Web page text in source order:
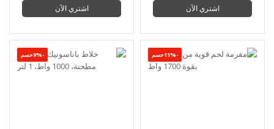
اشتري الآن اشتري الآن
-11%حسم -9%حسم